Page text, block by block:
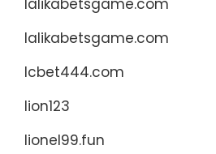
lalikabetsgame.com
lalikabetsgame.com
lcbet444.com
lion123
lionel99.fun